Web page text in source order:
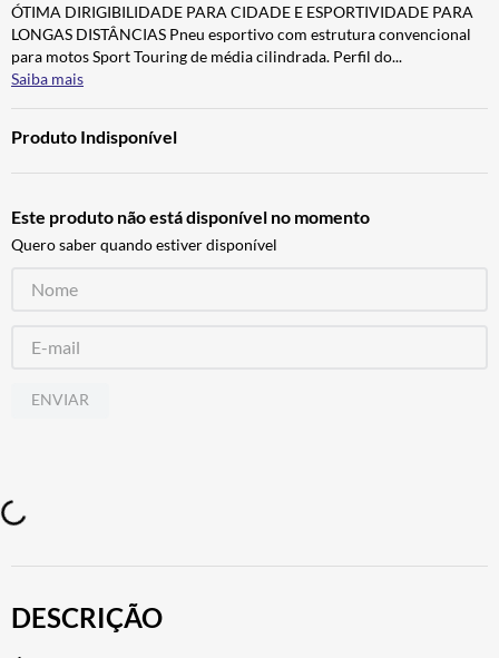
ÓTIMA DIRIGIBILIDADE PARA CIDADE E ESPORTIVIDADE PARA
LONGAS DISTÂNCIAS Pneu esportivo com estrutura convencional
para motos Sport Touring de média cilindrada. Perfil do...
Saiba mais
Produto Indisponível
Este produto não está disponível no momento
Quero saber quando estiver disponível
ENVIAR
DESCRIÇÃO
7º CALÇA
8º ALPINESTAR
9º AIROH
10º BOTAS